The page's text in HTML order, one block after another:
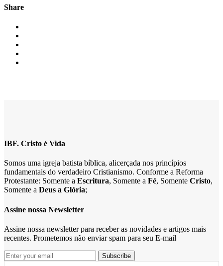
Share
IBF. Cristo é Vida
Somos uma igreja batista bíblica, alicerçada nos princípios
fundamentais do verdadeiro Cristianismo. Conforme a Reforma
Protestante: Somente a Escritura, Somente a Fé, Somente Cristo,
Somente a Deus a Glória;
Assine nossa Newsletter
Assine nossa newsletter para receber as novidades e artigos mais
recentes. Prometemos não enviar spam para seu E-mail